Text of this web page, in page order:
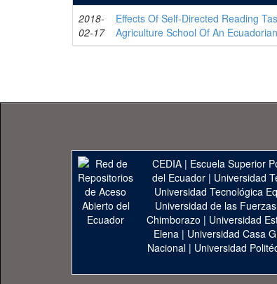
2018-
02-17
Effects Of Self-Directed Reading
Agriculture School Of An
CEDIA | Escuela Superior
del Ecuador| Universidad
Universidad Tecnológica
Universidad de las
Chimborazo | Universidad
Elena | Universidad Casa
Nacional | Universidad